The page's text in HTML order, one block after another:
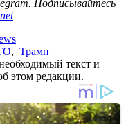
Подписывайтесь
, Трамп
текст и
этом редакции.